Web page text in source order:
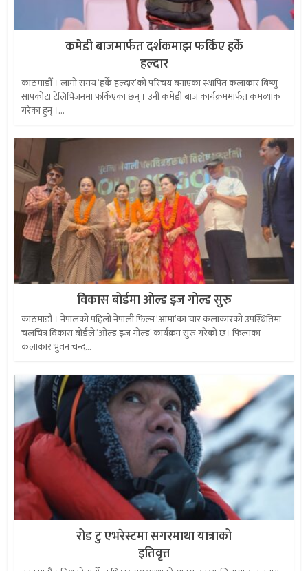
कमेडी बाजमार्फत दर्शकमाझ फर्किए हर्के
हल्दार
काठमाडौँ । लामो समय ‘हर्के हल्दार’को परिचय बनाएका स्थापित कलाकार बिष्णु
सापकोटा टेलिभिजनमा फर्किएका छन् । उनी कमेडी बाज कार्यक्रममार्फत कमब्याक
गरेका हुन् ।...
विकास बोर्डमा ओल्ड इज गोल्ड सुरु
काठमाडौं । नेपालको पहिलो नेपाली फिल्म ‘आमा’का चार कलाकारको उपस्थितिमा
चलचित्र विकास बोर्डले ‘ओल्ड इज गोल्ड’ कार्यक्रम सुरु गरेको छ। फिल्मका
कलाकार भुवन चन्द...
रोड टु एभरेस्टमा सगरमाथा यात्राको
इतिवृत्त